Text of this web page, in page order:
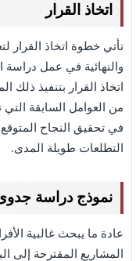
اتخاذ القرار
تأتي خطوة اتخاذ القرار
والنهائية في عمل دراسة
اتخاذ القرار بتنفيذ
من العوامل السابقة
في تحقيق النجاح
التطلعات طويلة المدى.
نموذج دراسة
عادة ما يبحث غالبية
المشاريع المقترحة إلى